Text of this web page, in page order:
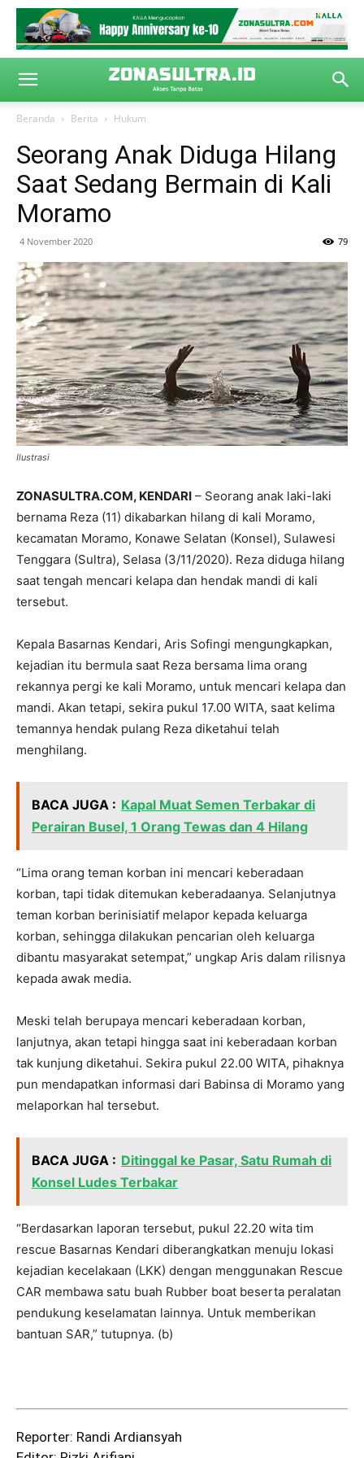
Beranda Berita Hukum
Seorang Anak Diduga Hilang
Saat Sedang Bermain di Kali
Moramo
4 November 2020 79
Ilustrasi
ZONASULTRA.COM, KENDARI – Seorang anak laki-laki
bernama Reza (11) dikabarkan hilang di kali Moramo,
kecamatan Moramo, Konawe Selatan (Konsel), Sulawesi
Tenggara (Sultra), Selasa (3/11/2020). Reza diduga hilang
saat tengah mencari kelapa dan hendak mandi di kali
tersebut.
Kepala Basarnas Kendari, Aris Sofingi mengungkapkan,
kejadian itu bermula saat Reza bersama lima orang
rekannya pergi ke kali Moramo, untuk mencari kelapa dan
mandi. Akan tetapi, sekira pukul 17.00 WITA, saat kelima
temannya hendak pulang Reza diketahui telah
menghilang.
BACA JUGA : Kapal Muat Semen Terbakar di
Perairan Busel, 1 Orang Tewas dan 4 Hilang
“Lima orang teman korban ini mencari keberadaan
korban, tapi tidak ditemukan keberadaanya. Selanjutnya
teman korban berinisiatif melapor kepada keluarga
korban, sehingga dilakukan pencarian oleh keluarga
dibantu masyarakat setempat,” ungkap Aris dalam rilisnya
kepada awak media.
Meski telah berupaya mencari keberadaan korban,
lanjutnya, akan tetapi hingga saat ini keberadaan korban
tak kunjung diketahui. Sekira pukul 22.00 WITA, pihaknya
pun mendapatkan informasi dari Babinsa di Moramo yang
melaporkan hal tersebut.
BACA JUGA : Ditinggal ke Pasar, Satu Rumah di
Konsel Ludes Terbakar
“Berdasarkan laporan tersebut, pukul 22.20 wita tim
rescue Basarnas Kendari diberangkatkan menuju lokasi
kejadian kecelakaan (LKK) dengan menggunakan Rescue
CAR membawa satu buah Rubber boat beserta peralatan
pendukung keselamatan lainnya. Untuk memberikan
bantuan SAR,” tutupnya. (b)
Reporter: Randi Ardiansyah